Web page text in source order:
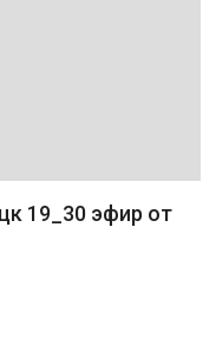
19_30 эфир от